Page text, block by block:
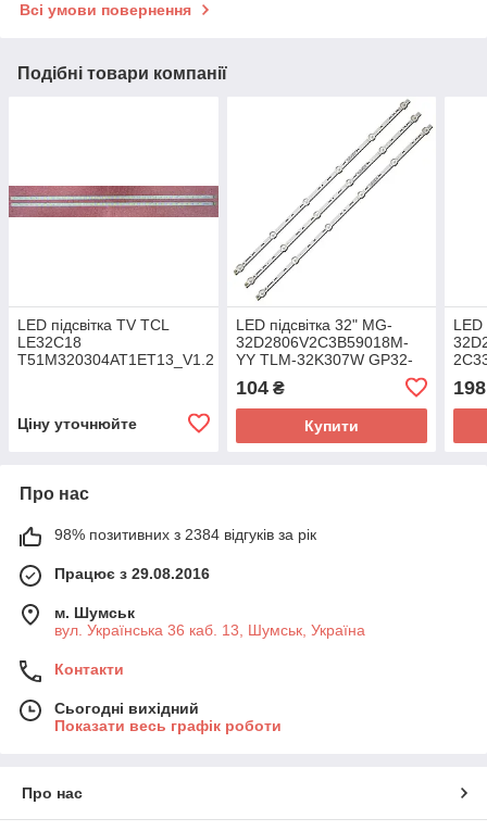
Всі умови повернення
Подібні товари компанії
LED підсвітка TV TCL
LE32C18
T51M320304AT1ET13_V1.2
Ціну уточнюйте
LED підсвітка 32" MG-
32D2806V2C3B59018M-
YY TLM-32K307W GP32-
104₴
Купити
LED
198
Про нас
98% позитивних з 2384 відгуків за рік
Працює з 29.08.2016
м. Шумськ
вул. Українська 36 каб. 13, Шумськ, Україна
Контакти
Сьогодні вихідний
Показати весь графік роботи
Про нас